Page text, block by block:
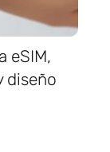
eSIM,
diseño